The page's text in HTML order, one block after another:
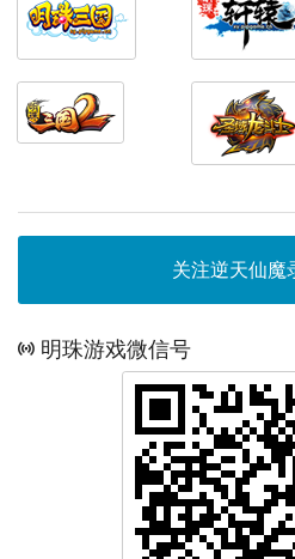
关注逆天仙魔
明珠游戏微信号